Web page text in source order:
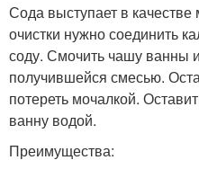
Сода выступает в качестве
очистки нужно соединить
соду. Смочить чашу ванны
получившейся смесью.
потереть мочалкой.
ванну водой.
Преимущества: